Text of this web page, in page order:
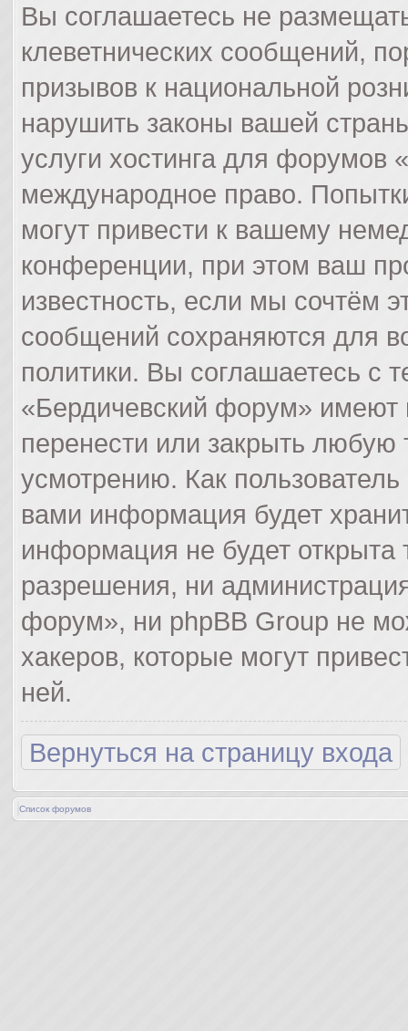
Вы соглашаетесь не
клеветнических сообщений,
призывов к национальной
нарушить законы вашей
услуги хостинга для форумов
международное право.
могут привести к вашему
конференции, при этом ваш
известность, если мы сочтём
сообщений сохраняются для
политики. Вы соглашаетесь с
«Бердичевский форум» имеют
перенести или закрыть
усмотрению. Как
вами информация будет
информация не будет открыта
разрешения, ни
форум», ни phpBB Group не
хакеров, которые могут
ней.
Вернуться на страницу входа
Список форумов